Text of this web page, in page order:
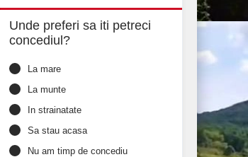
Unde preferi sa iti petreci
concediul?
La mare
La munte
In strainatate
Sa stau acasa
Nu am timp de concediu